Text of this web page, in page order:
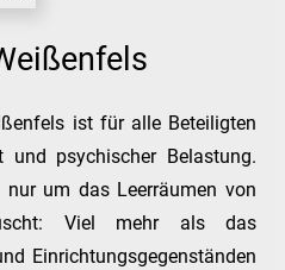
ist für alle Beteiligten
psychischer Belastung.
um das Leerräumen von
Viel mehr als das
Einrichtungsgegenständen